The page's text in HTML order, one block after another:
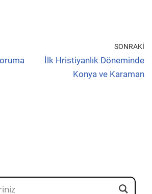
SONRAKI
İlk Hristiyanlık Döneminde
Konya ve Karaman